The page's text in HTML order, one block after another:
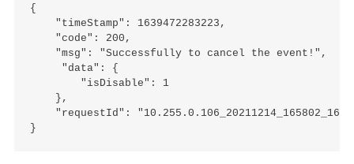
{
    "timeStamp": 1639472283223,
    "code": 200,
    "msg": "Successfully to cancel the event!",
     "data": {
        "isDisable": 1
    },
"requestId":